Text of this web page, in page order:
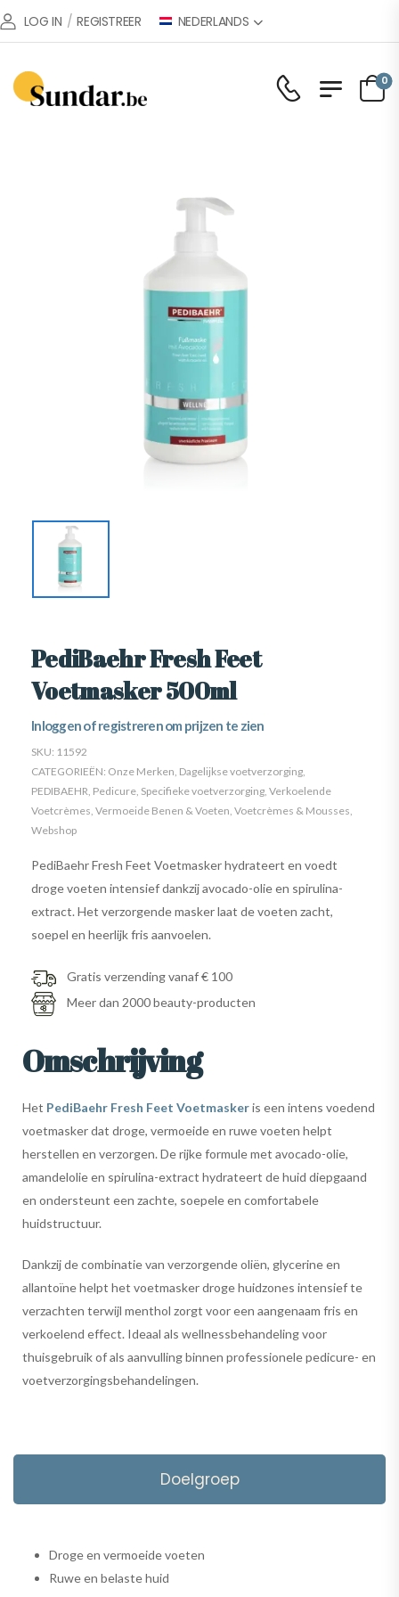
LOG IN / REGISTREER NEDERLANDS
0
PediBaehr Fresh Feet
Voetmasker 500ml
Inloggen of registreren om prijzen te zien
SKU: 11592
CATEGORIEËN: Onze Merken Dagelijkse voetverzorging
PEDIBAEHR Pedicure Specifieke voetverzorging Verkoelende
Voetcrèmes Vermoeide Benen & Voeten Voetcrèmes & Mousses
Webshop
PediBaehr Fresh Feet Voetmasker hydrateert en voedt
droge voeten intensief dankzij avocado-olie en spirulina-
extract. Het verzorgende masker laat de voeten zacht,
soepel en heerlijk fris aanvoelen.
Gratis verzending vanaf € 100
Meer dan 2000 beauty-producten
Omschrijving
Het PediBaehr Fresh Feet Voetmaskeris een intens voedend
voetmasker dat droge, vermoeide en ruwe voeten helpt
herstellen en verzorgen. De rijke formule met avocado-olie,
amandelolie en spirulina-extract hydrateert de huid diepgaand
en ondersteunt een zachte, soepele en comfortabele
huidstructuur.
Dankzij de combinatie van verzorgende oliën, glycerine en
allantoïne helpt het voetmasker droge huidzones intensief te
verzachten terwijl menthol zorgt voor een aangenaam fris en
verkoelend effect. Ideaal als wellnessbehandeling voor
thuisgebruik of als aanvulling binnen professionele pedicure- en
voetverzorgingsbehandelingen.
Doelgroep
Droge en vermoeide voeten
Ruwe en belaste huid